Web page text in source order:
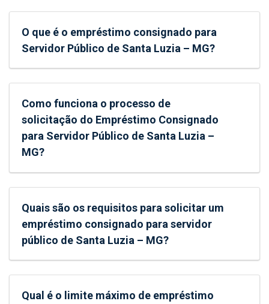
O que é o empréstimo consignado para
Servidor Público de Santa Luzia – MG?
Como funciona o processo de
solicitação do Empréstimo Consignado
para Servidor Público de Santa Luzia –
MG?
Quais são os requisitos para solicitar um
empréstimo consignado para servidor
público de Santa Luzia – MG?
Qual é o limite máximo de empréstimo